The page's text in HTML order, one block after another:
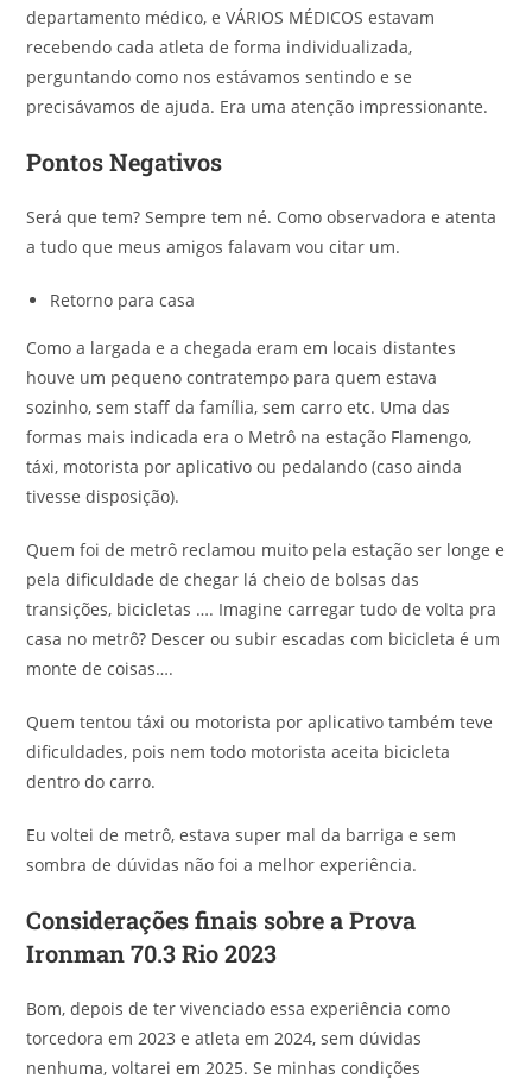
departamento médico, e VÁRIOS MÉDICOS estavam
recebendo cada atleta de forma individualizada,
perguntando como nos estávamos sentindo e se
precisávamos de ajuda. Era uma atenção impressionante.
Pontos Negativos
Será que tem? Sempre tem né. Como observadora e atenta
a tudo que meus amigos falavam vou citar um.
Retorno para casa
Como a largada e a chegada eram em locais distantes
houve um pequeno contratempo para quem estava
sozinho, sem staff da família, sem carro etc. Uma das
formas mais indicada era o Metrô na estação Flamengo,
táxi, motorista por aplicativo ou pedalando (caso ainda
tivesse disposição).
Quem foi de metrô reclamou muito pela estação ser longe e
pela dificuldade de chegar lá cheio de bolsas das
transições, bicicletas …. Imagine carregar tudo de volta pra
casa no metrô? Descer ou subir escadas com bicicleta é um
monte de coisas….
Quem tentou táxi ou motorista por aplicativo também teve
dificuldades, pois nem todo motorista aceita bicicleta
dentro do carro.
Eu voltei de metrô, estava super mal da barriga e sem
sombra de dúvidas não foi a melhor experiência.
Considerações finais sobre a Prova
Ironman 70.3 Rio 2023
Bom, depois de ter vivenciado essa experiência como
torcedora em 2023 e atleta em 2024, sem dúvidas
nenhuma, voltarei em 2025. Se minhas condições